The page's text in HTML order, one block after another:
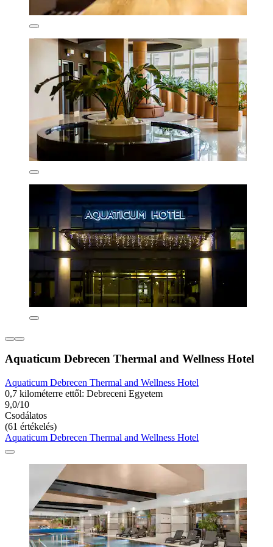
Aquaticum Debrecen Thermal and Wellness Hotel
Aquaticum Debrecen Thermal and Wellness Hotel
0,7 kilométerre ettől: Debreceni Egyetem
9,0/10
Csodálatos
(61 értékelés)
Aquaticum Debrecen Thermal and Wellness Hotel